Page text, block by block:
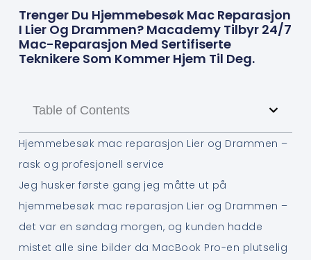
Trenger Du Hjemmebesøk Mac Reparasjon
I Lier Og Drammen? Macademy Tilbyr 24/7
Mac-Reparasjon Med Sertifiserte
Teknikere Som Kommer Hjem Til Deg.
Table of Contents
Hjemmebesøk mac reparasjon Lier og Drammen –
rask og profesjonell service
Jeg husker første gang jeg måtte ut på
hjemmebesøk mac reparasjon Lier og Drammen –
det var en søndag morgen, og kunden hadde
mistet alle sine bilder da MacBook Pro-en plutselig